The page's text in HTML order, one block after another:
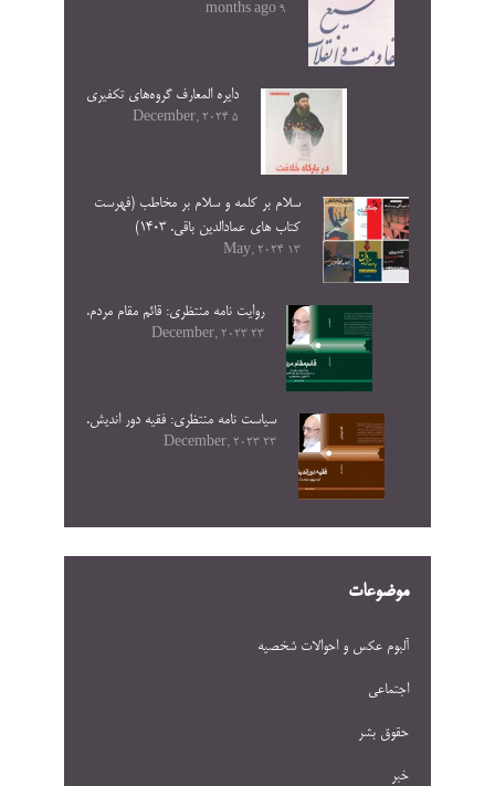
9 months ago
دایره المعارف گروه‌های تکفیری
5 December, 2024
سلام بر کلمه و سلام بر مخاطب (فهرست
کتاب های عمادالدین باقی. ۱۴۰۳)
13 May, 2024
روایت نامه منتظری: قائم مقام مردم.
23 December, 2023
سیاست نامه منتظری: فقیه دور اندیش.
23 December, 2023
موضوعات
آلبوم عکس و احوالات شخصيه
اجتماعی
حقوق بشر
خبر